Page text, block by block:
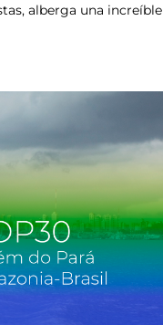
alberga una increíble